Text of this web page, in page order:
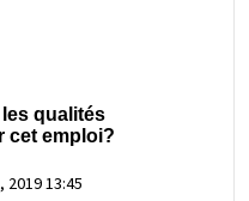
qualités
cet emploi?
2019 13:45